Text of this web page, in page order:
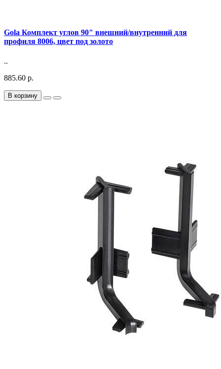
Gola Комплект углов 90" внешний/внутренний для
профиля 8006, цвет под золото
..
885.60 р.
В корзину